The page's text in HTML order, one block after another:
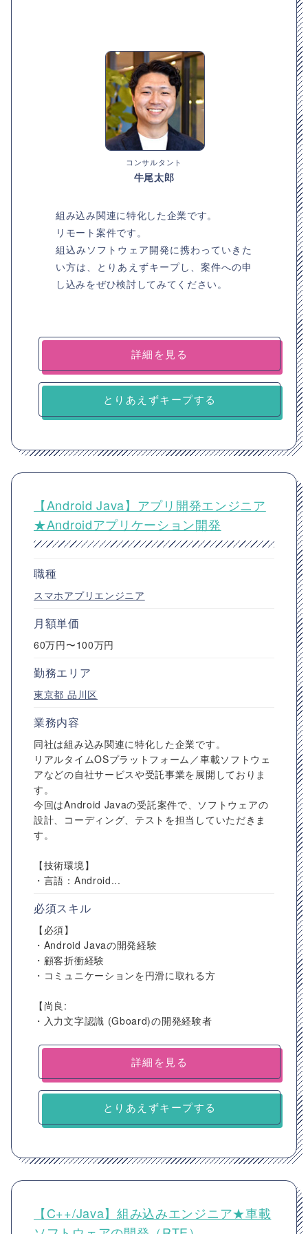
コンサルタント
牛尾太郎
組み込み関連に特化した企業です。
リモート案件です。
組込みソフトウェア開発に携わっていきた
い方は、とりあえずキープし、案件への申
し込みをぜひ検討してみてください。
詳細を見る
とりあえずキープする
【Android Java】アプリ開発エンジニア
★Androidアプリケーション開発
職種
スマホアプリエンジニア
月額単価
60万円〜100万円
勤務エリア
東京都 品川区
業務内容
同社は組み込み関連に特化した企業です。
リアルタイムOSプラットフォーム／車載ソフトウェ
アなどの自社サービスや受託事業を展開しておりま
す。
今回はAndroid Javaの受託案件で、ソフトウェアの
設計、コーディング、テストを担当していただきま
す。
【技術環境】
・言語：Android...
必須スキル
【必須】
・Android Javaの開発経験
・顧客折衝経験
・コミュニケーションを円滑に取れる方
【尚良:
・入力文字認識 (Gboard)の開発経験者
詳細を見る
とりあえずキープする
【C++/Java】組み込みエンジニア★車載